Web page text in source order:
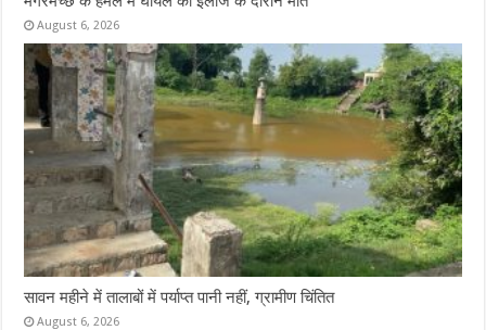
August 6, 2026
सावन महीने में तालाबों में पर्याप्त पानी नहीं, ग्रामीण चिंतित
August 6, 2026